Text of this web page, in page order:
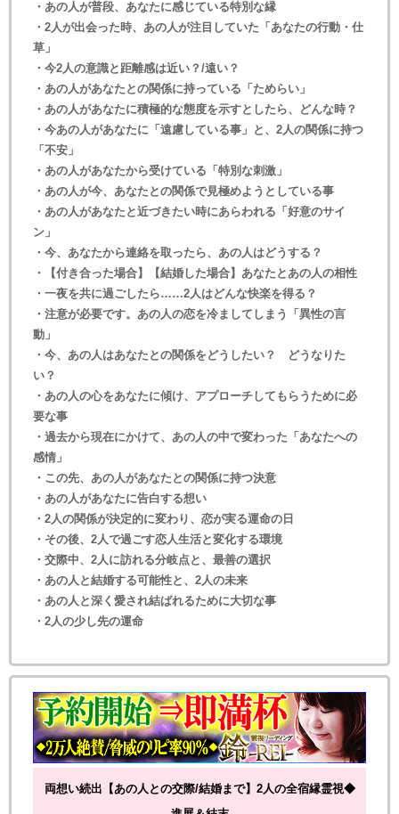
・あの人が普段、あなたに感じている特別な縁
・2人が出会った時、あの人が注目していた「あなたの行動・仕
草」
・今2人の意識と距離感は近い？/遠い？
・あの人があなたとの関係に持っている「ためらい」
・あの人があなたに積極的な態度を示すとしたら、どんな時？
・今あの人があなたに「遠慮している事」と、2人の関係に持つ
「不安」
・あの人があなたから受けている「特別な刺激」
・あの人が今、あなたとの関係で見極めようとしている事
・あの人があなたと近づきたい時にあらわれる「好意のサイ
ン」
・今、あなたから連絡を取ったら、あの人はどうする？
・【付き合った場合】【結婚した場合】あなたとあの人の相性
・一夜を共に過ごしたら……2人はどんな快楽を得る？
・注意が必要です。あの人の恋を冷ましてしまう「異性の言
動」
・今、あの人はあなたとの関係をどうしたい？ どうなりた
い？
・あの人の心をあなたに傾け、アプローチしてもらうために必
要な事
・過去から現在にかけて、あの人の中で変わった「あなたへの
感情」
・この先、あの人があなたとの関係に持つ決意
・あの人があなたに告白する想い
・2人の関係が決定的に変わり、恋が実る運命の日
・その後、2人で過ごす恋人生活と変化する環境
・交際中、2人に訪れる分岐点と、最善の選択
・あの人と結婚する可能性と、2人の未来
・あの人と深く愛され結ばれるために大切な事
・2人の少し先の運命
両想い続出【あの人との交際/結婚まで】2人の全宿縁霊視◆